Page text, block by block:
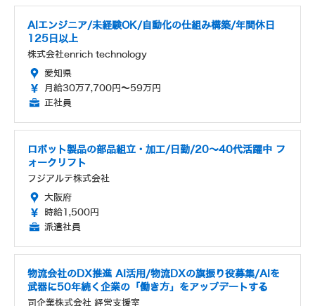
AIエンジニア/未経験OK/自動化の仕組み構築/年間休日
125日以上
株式会社enrich technology
愛知県
月給30万7,700円～59万円
正社員
ロボット製品の部品組立・加工/日勤/20～40代活躍中 フ
ォークリフト
フジアルテ株式会社
大阪府
時給1,500円
派遣社員
物流会社のDX推進 AI活用/物流DXの旗振り役募集/AIを
武器に50年続く企業の「働き方」をアップデートする
司企業株式会社 経営支援室